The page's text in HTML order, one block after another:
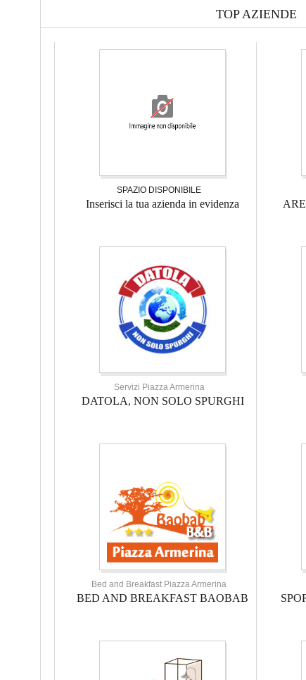
TOP AZIENDE
SPAZIO DISPONIBILE
Inserisci la tua azienda in evidenza
Servizi Piazza Armerina
DATOLA, NON SOLO SPURGHI
Bed and Breakfast Piazza Armerina
BED AND BREAKFAST BAOBAB